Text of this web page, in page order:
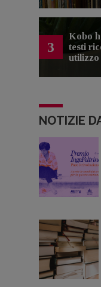
3
Kobo
testi
utilizzo
NOTIZIE